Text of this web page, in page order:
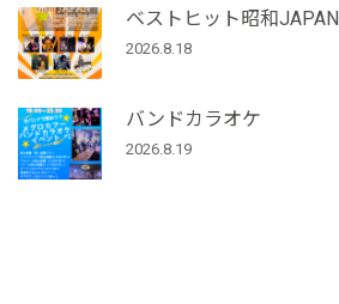
ベストヒット昭和JAPAN
2026.8.18
バンドカラオケ
2026.8.19